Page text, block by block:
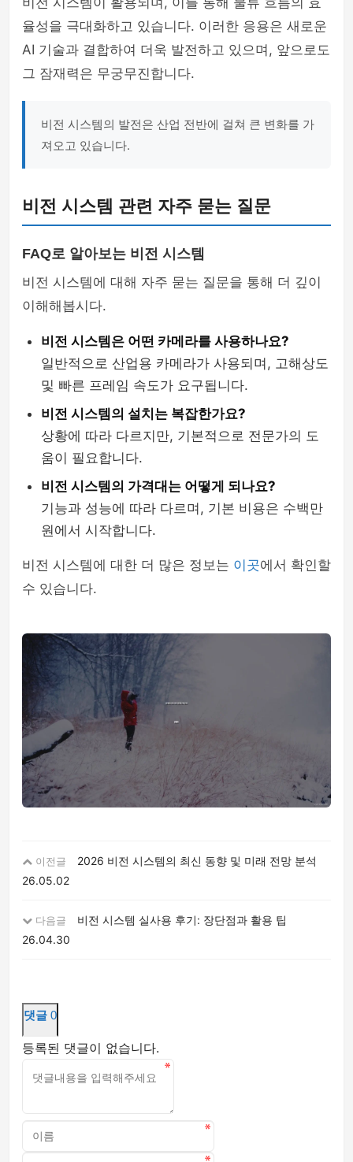
율성을 극대화하고 있습니다. 이러한 응용은 새로운
AI 기술과 결합하여 더욱 발전하고 있으며, 앞으로도
그 잠재력은 무궁무진합니다.
비전 시스템의 발전은 산업 전반에 걸쳐 큰 변화를 가
져오고 있습니다.
비전 시스템 관련 자주 묻는 질문
FAQ로 알아보는 비전 시스템
비전 시스템에 대해 자주 묻는 질문을 통해 더 깊이
이해해봅시다.
비전 시스템은 어떤 카메라를 사용하나요?
일반적으로 산업용 카메라가 사용되며, 고해상도
및 빠른 프레임 속도가 요구됩니다.
비전 시스템의 설치는 복잡한가요?
상황에 따라 다르지만, 기본적으로 전문가의 도
움이 필요합니다.
비전 시스템의 가격대는 어떻게 되나요?
기능과 성능에 따라 다르며, 기본 비용은 수백만
원에서 시작합니다.
비전 시스템에 대한 더 많은 정보는 이곳에서 확인할
수 있습니다.
이전글
2026 비전 시스템의 최신 동향 및 미래 전망 분석
26.05.02
다음글
비전 시스템 실사용 후기: 장단점과 활용 팁
26.04.30
댓글 0
등록된 댓글이 없습니다.